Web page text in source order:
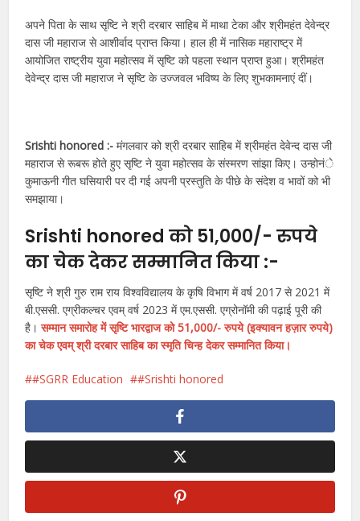
अपने पिता के साथ सृष्टि ने श्री दरबार साहिब में माथा टेका और श्रीमहंत देवेन्द्र
दास जी महाराज से आशीर्वाद प्राप्त किया। हाल ही में नासिक महाराष्ट्र में
आयोजित राष्ट्रीय युवा महोत्सव में सृष्टि को पहला स्थान प्राप्त हुआ। श्रीमहंत
देवेन्द्र दास जी महाराज ने सृष्टि के उज्जवल भविष्य के लिए शुभकामनाएं दीं।
Srishti honored :-मंगलवार को श्री दरबार साहिब में श्रीमहंत देवेन्द दास जी
महाराज से रूबरू होते हुए सृष्टि ने युवा महोत्सव के संस्मरण सांझा किए। उन्होनंे
कुमाऊनी गीत घसियारी पर दी गई अपनी प्रस्तुति के पीछे के संदेश व भावों को भी
समझाया।
Srishti honored को 51,000/- रुपये
का चेक देकर सम्मानित किया :-
सृष्टि ने श्री गुरु राम राय विश्वविद्यालय के कृषि विभाग में वर्ष 2017 से 2021 में
बी.एससी. एग्रीकल्चर एवम् वर्ष 2023 में एम.एससी. एग्रोनॉमी की पढ़ाई पूरी की
है।सम्मान समारोह में सृष्टि भारद्वाज को 51,000/- रुपये (इक्यावन हज़ार रुपये)
का चेक एवम् श्री दरबार साहिब का स्मृति चिन्ह देकर सम्मानित किया।
#SGRR Education #Srishti honored